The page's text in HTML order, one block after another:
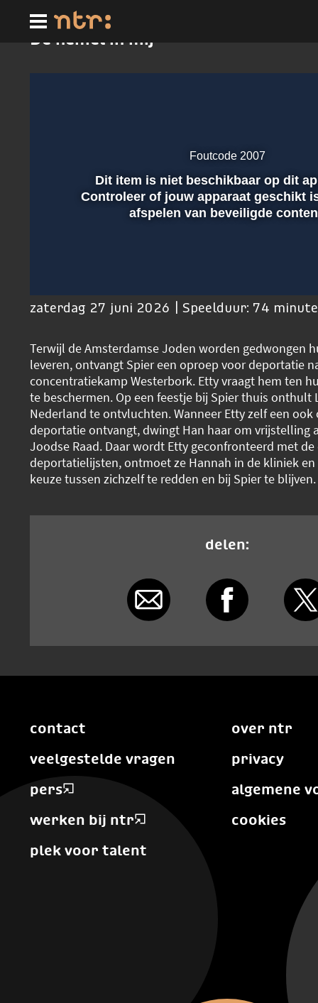
hoofdinhoud
De hemel in mij
Afspelen
Foutcode 2007
Dit item is niet beschikbaar op dit
Controleer of jouw apparaat geschikt
afspelen van beveiligde
zaterdag 27 juni 2026 | Speelduur: 74
Terwijl de Amsterdamse Joden worden gedwongen
leveren, ontvangt Spier een oproep voor deportatie
concentratiekamp Westerbork. Etty vraagt hem ten
te beschermen. Op een feestje bij Spier thuis onthult
Nederland te ontvluchten. Wanneer Etty zelf een ook
deportatie ontvangt, dwingt Han haar om vrijstelling
Joodse Raad. Daar wordt Etty geconfronteerd met de
deportatielijsten, ontmoet ze Hannah in de kliniek
keuze tussen zichzelf te redden en bij Spier te blijven.
delen:
contact
veelgestelde vragen
pers
werken bij ntr
plek voor talent
over ntr
privacy
algemene
cookies